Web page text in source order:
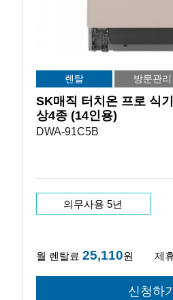
렌탈 방문관리
SK매직 터치온 프로 식
상4종 (14인용)
DWA-91C5B
의무사용 5년
월 렌탈료 25,110원 제